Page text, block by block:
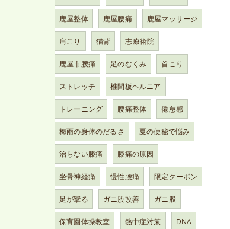
鹿屋整体 鹿屋腰痛 鹿屋マッサージ
肩こり 猫背 志療術院
鹿屋市腰痛 足のむくみ 首こり
ストレッチ 椎間板ヘルニア
トレーニング 腰痛整体 倦怠感
梅雨の身体のだるさ 夏の便秘で悩み
治らない膝痛 膝痛の原因
坐骨神経痛 慢性腰痛 限定クーポン
足が攣る ガニ股改善 ガニ股
保育園体操教室 熱中症対策 DNA